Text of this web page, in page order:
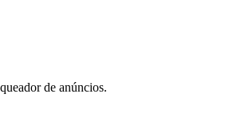
de anúncios.